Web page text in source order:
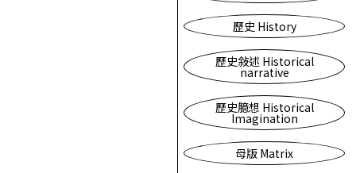
歷史 History
歷史敍述 Historical
narrative
歷史臆想 Historical
Imagination
母版 Matrix